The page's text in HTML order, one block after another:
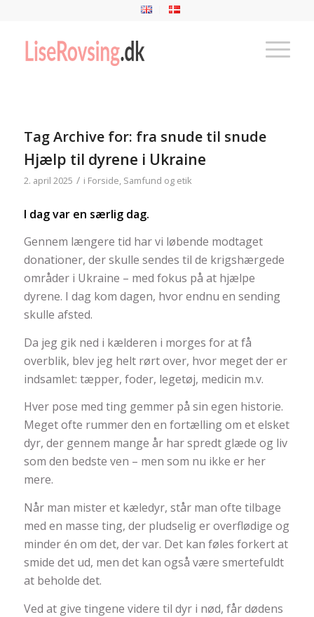
Tag Archive for: fra snude til snude
Hjælp til dyrene i Ukraine
2. april 2025 / i Forside, Samfund og etik
I dag var en særlig dag.
Gennem længere tid har vi løbende modtaget
donationer, der skulle sendes til de krigshærgede
områder i Ukraine – med fokus på at hjælpe
dyrene. I dag kom dagen, hvor endnu en sending
skulle afsted.
Da jeg gik ned i kælderen i morges for at få
overblik, blev jeg helt rørt over, hvor meget der er
indsamlet: tæpper, foder, legetøj, medicin m.v.
Hver pose med ting gemmer på sin egen historie.
Meget ofte rummer den en fortælling om et elsket
dyr, der gennem mange år har spredt glæde og liv
som den bedste ven – men som nu ikke er her
mere.
Når man mister et kæledyr, står man ofte tilbage
med en masse ting, der pludselig er overflødige og
minder én om det, der var. Det kan føles forkert at
smide det ud, men det kan også være smertefuldt
at beholde det.
Ved at give tingene videre til dyr i nød, får dødens